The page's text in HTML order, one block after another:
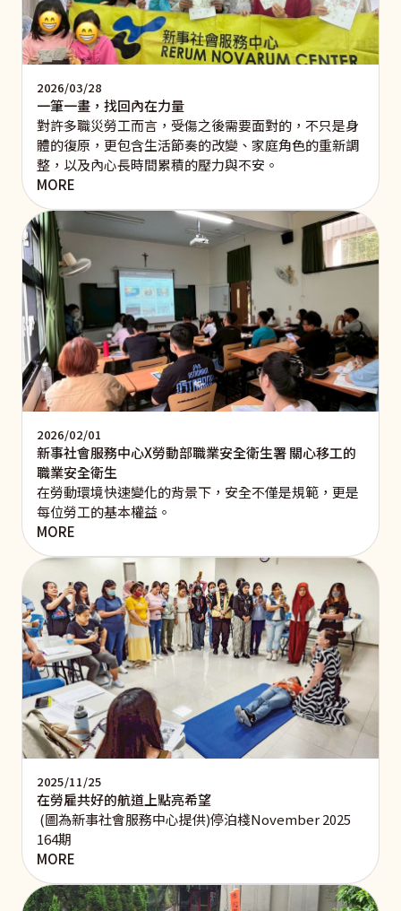
2026/03/28
一筆一畫，找回內在力量
對許多職災勞工而言，受傷之後需要面對的，不只是身
體的復原，更包含生活節奏的改變、家庭角色的重新調
整，以及內心長時間累積的壓力與不安。
MORE
2026/02/01
新事社會服務中心X勞動部職業安全衛生署 關心移工的
職業安全衛生
在勞動環境快速變化的背景下，安全不僅是規範，更是
每位勞工的基本權益。
MORE
2025/11/25
在勞雇共好的航道上點亮希望
(圖為新事社會服務中心提供)停泊棧November 2025
164期
MORE